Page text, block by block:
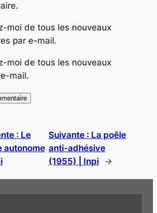
moi de tous les nouveaux
par e-mail.
moi de tous les nouveaux
mail.
: Le
autonome
Suivante : La poêle
anti-adhésive
(1955) | Inpi
→